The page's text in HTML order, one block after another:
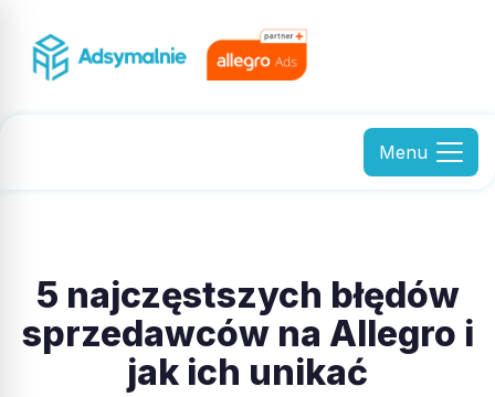
Menu
5 najczęstszych błędów
sprzedawców na Allegro i
jak ich unikać